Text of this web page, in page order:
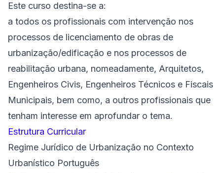
Este curso destina-se a:
a todos os profissionais com intervenção nos
processos de licenciamento de obras de
urbanização/edificação e nos processos de
reabilitação urbana, nomeadamente, Arquitetos,
Engenheiros Civis, Engenheiros Técnicos e Fiscais
Municipais, bem como, a outros profissionais que
tenham interesse em aprofundar o tema.
Estrutura Curricular
Regime Jurídico de Urbanização no Contexto
Urbanístico Português